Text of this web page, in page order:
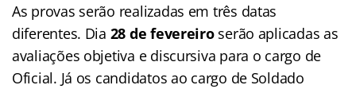
As provas serão realizadas em três datas
diferentes. Dia 28 de fevereiroserão aplicadas as
avaliações objetiva e discursiva para o cargo de
Oficial. Já os candidatos ao cargo de Soldado